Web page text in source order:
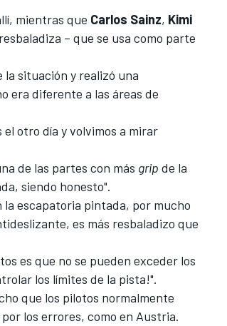
mientras que Carlos Sainz, Kimi
– que se usa como parte
la situación y realizó una
era diferente a las áreas de
el otro día y volvimos a mirar
de las partes con más grip de la
siendo honesto".
la escapatoria pintada, por mucho
es más resbaladizo que
es que no se pueden exceder los
los límites de la pista!".
que los pilotos normalmente
los errores, como en Austria.